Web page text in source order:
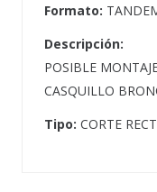
Formato:
Descripción:
POSIBLE
CASQUILLO
Tipo: CORTE